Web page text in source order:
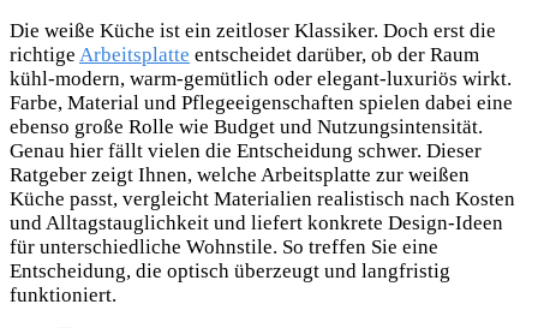
Die weiße Küche ist ein zeitloser Klassiker. Doch erst die
richtige Arbeitsplatte entscheidet darüber, ob der Raum
kühl-modern, warm-gemütlich oder elegant-luxuriös wirkt.
Farbe, Material und Pflegeeigenschaften spielen dabei eine
ebenso große Rolle wie Budget und Nutzungsintensität.
Genau hier fällt vielen die Entscheidung schwer. Dieser
Ratgeber zeigt Ihnen, welche Arbeitsplatte zur weißen
Küche passt, vergleicht Materialien realistisch nach Kosten
und Alltagstauglichkeit und liefert konkrete Design-Ideen
für unterschiedliche Wohnstile. So treffen Sie eine
Entscheidung, die optisch überzeugt und langfristig
funktioniert.